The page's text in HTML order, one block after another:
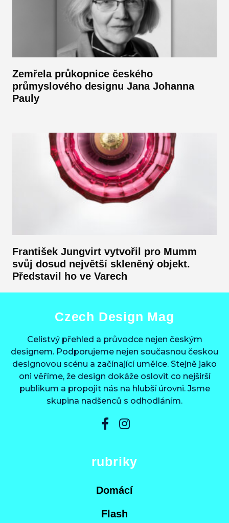
Zemřela průkopnice českého
průmyslového designu Jana Johanna
Pauly
František Jungvirt vytvořil pro Mumm
svůj dosud největší skleněný objekt.
Představil ho ve Varech
Czech Design Mag
Celistvý přehled a průvodce nejen českým
designem. Podporujeme nejen současnou českou
designovou scénu a začínající umělce. Stejně jako
oni věříme, že design dokáže oslovit co nejširší
publikum a propojit nás na hlubší úrovni. Jsme
skupina nadšenců s odhodláním.
rubriky
Domácí
Flash